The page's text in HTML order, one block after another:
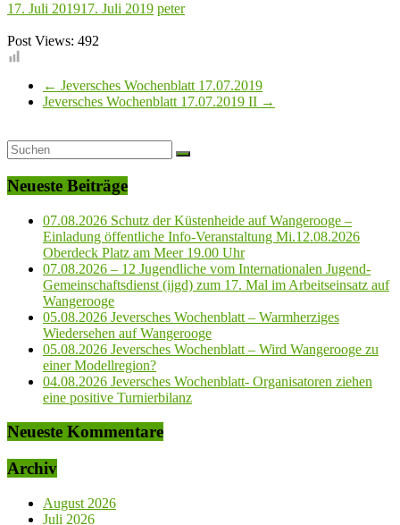
17. Juli 201917. Juli 2019 peter
Post Views: 492
← Jeversches Wochenblatt 17.07.2019
Jeversches Wochenblatt 17.07.2019 II →
Neueste Beiträge
07.08.2026 Schutz der Küstenheide auf Wangerooge –
Einladung öffentliche Info-Veranstaltung Mi.12.08.2026
Oberdeck Platz am Meer 19.00 Uhr
07.08.2026 – 12 Jugendliche vom Internationalen Jugend-
Gemeinschaftsdienst (ijgd) zum 17. Mal im Arbeitseinsatz auf
Wangerooge
05.08.2026 Jeversches Wochenblatt – Warmherziges
Wiedersehen auf Wangerooge
05.08.2026 Jeversches Wochenblatt – Wird Wangerooge zu
einer Modellregion?
04.08.2026 Jeversches Wochenblatt- Organisatoren ziehen
eine positive Turnierbilanz
Neueste Kommentare
Archiv
August 2026
Juli 2026